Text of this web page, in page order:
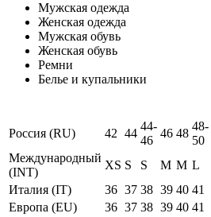
Мужская одежда
Женская одежда
Мужская обувь
Женская обувь
Ремни
Белье и купальники
Россия (RU)
42 44
44-
46
46 48
48-
50
Международный
(INT)
XS S S M M L
Италия (IT)
36 37 38 39 40 41
Европа (EU)
36 37 38 39 40 41